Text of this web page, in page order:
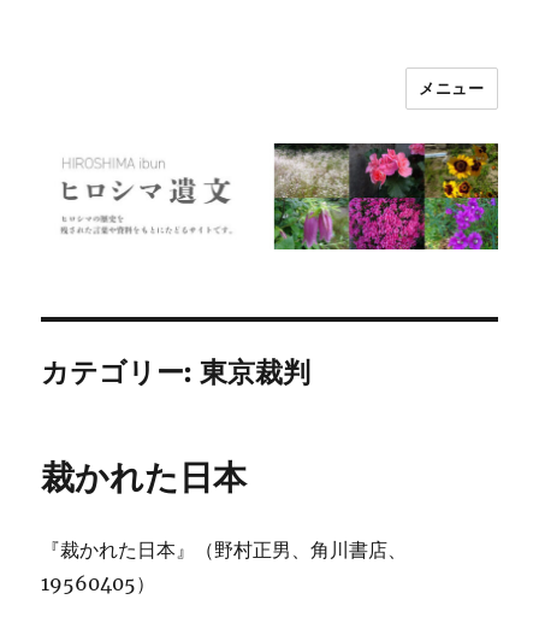
メニュー
カテゴリー:東京裁判
裁かれた日本
『裁かれた日本』（野村正男、角川書店、
19560405）